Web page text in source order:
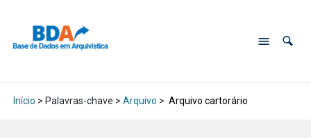
Início > Palavras-chave > Arquivo > Arquivo cartorário